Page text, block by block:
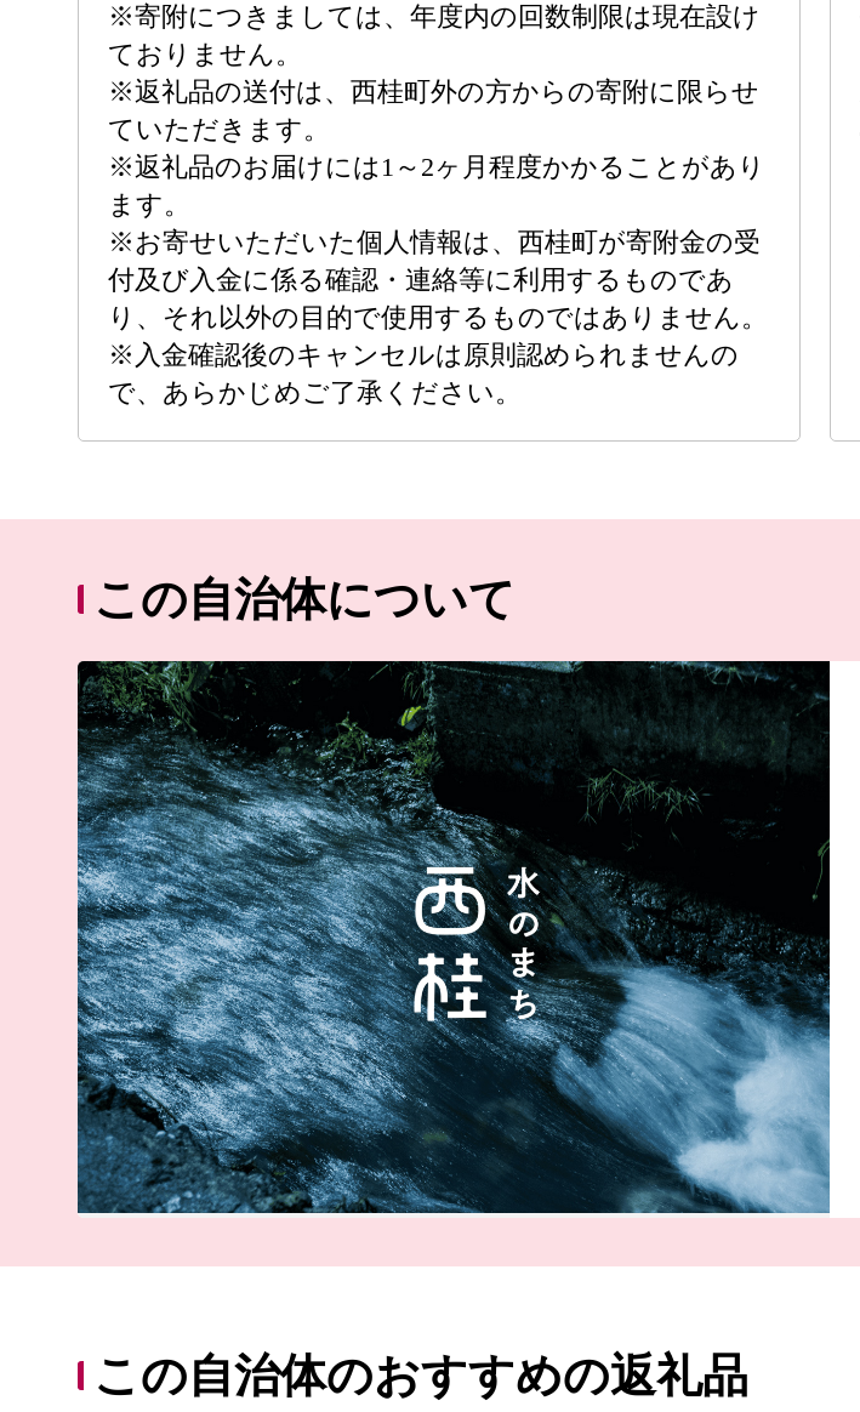
※寄附につきましては、年度内の回数制限は現在設け
ておりません。
※返礼品の送付は、西桂町外の方からの寄附に限らせ
ていただきます。
※返礼品のお届けには1～2ヶ月程度かかることがあり
ます。
※お寄せいただいた個人情報は、西桂町が寄附金の受
付及び入金に係る確認・連絡等に利用するものであ
り、それ以外の目的で使用するものではありません。
※入金確認後のキャンセルは原則認められませんの
で、あらかじめご了承ください。
この自治体について
この自治体のおすすめの返礼品